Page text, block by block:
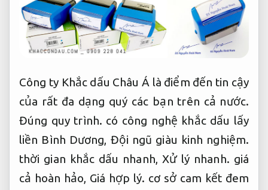
Công ty Khắc dấu Châu Á là điểm đến tin cậy
của rất đa dạng quý các bạn trên cả nước.
Đúng quy trình. có công nghệ khắc dấu lấy
liền Bình Dương, Đội ngũ giàu kinh nghiệm.
thời gian khắc dấu nhanh, Xử lý nhanh. giá
cả hoàn hảo, Giá hợp lý. cơ sở cam kết đem